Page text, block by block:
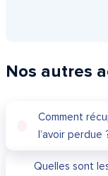
Nos autres
Comment
l’avoir perdue
Quelles sont